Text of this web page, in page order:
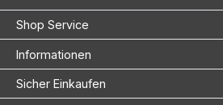
Shop Service
Informationen
Sicher Einkaufen